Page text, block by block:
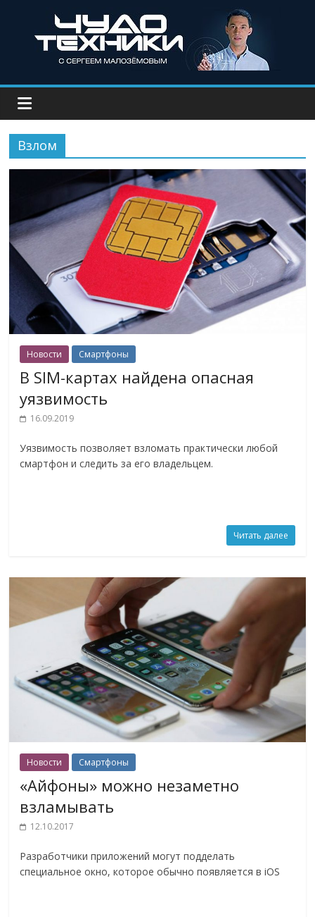
Взлом
Новости Смартфоны
В SIM-картах найдена опасная
уязвимость
16.09.2019
Уязвимость позволяет взломать практически любой
смартфон и следить за его владельцем.
Читать далее
Новости Смартфоны
«Айфоны» можно незаметно
взламывать
12.10.2017
Разработчики приложений могут подделать
специальное окно, которое обычно появляется в iOS